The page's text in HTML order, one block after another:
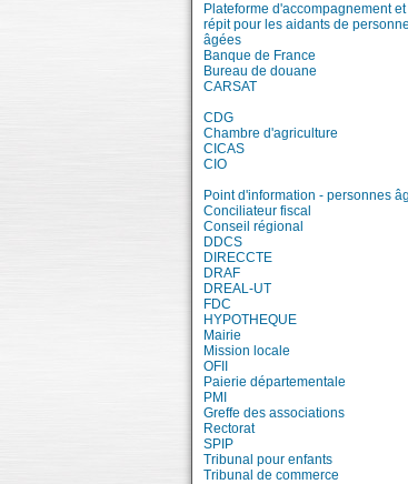
Plateforme d'accompagnement et
répit pour les aidants de
âgées
Banque de France
Bureau de douane
CARSAT
CDG
Chambre d'agriculture
CICAS
CIO
Point d'information - personnes
Conciliateur fiscal
Conseil régional
DDCS
DIRECCTE
DRAF
DREAL-UT
FDC
HYPOTHEQUE
Mairie
Mission locale
OFII
Paierie départementale
PMI
Greffe des associations
Rectorat
SPIP
Tribunal pour enfants
Tribunal de commerce